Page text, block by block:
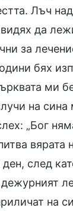
Лъч
да
за
бях
ми
на
„Бог
след
на